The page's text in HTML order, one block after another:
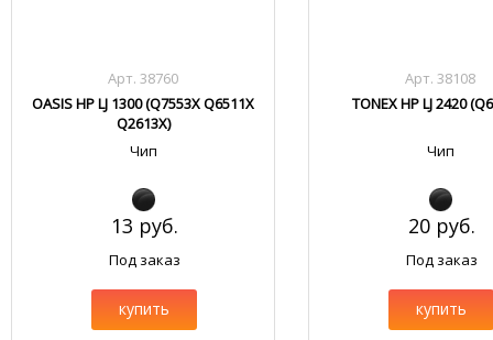
Арт. 38760
OASIS HP LJ 1300 (Q7553X Q6511X
Q2613X)
Чип
13 руб.
Под заказ
купить
Арт. 38108
TONEX HP LJ 2420
Чип
20 руб.
Под заказ
купить